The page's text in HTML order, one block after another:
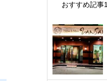
おすすめ記事1